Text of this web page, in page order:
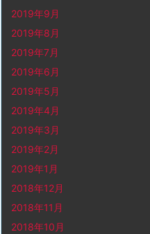
2019年9月
2019年8月
2019年7月
2019年6月
2019年5月
2019年4月
2019年3月
2019年2月
2019年1月
2018年12月
2018年11月
2018年10月